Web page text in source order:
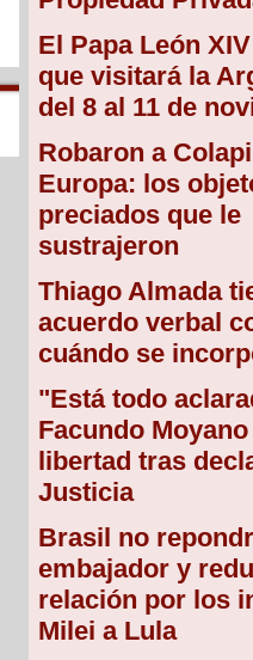
El Papa León
que visitará la
del 8 al 11 de
Robaron a
Europa: los
preciados que le
sustrajeron
Thiago Almada
acuerdo verbal
cuándo se
"Está todo
Facundo
libertad tras
Justicia
Brasil no
embajador y
relación por los
Milei a Lula